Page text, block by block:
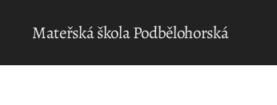
Mateřská škola Podbělohorská